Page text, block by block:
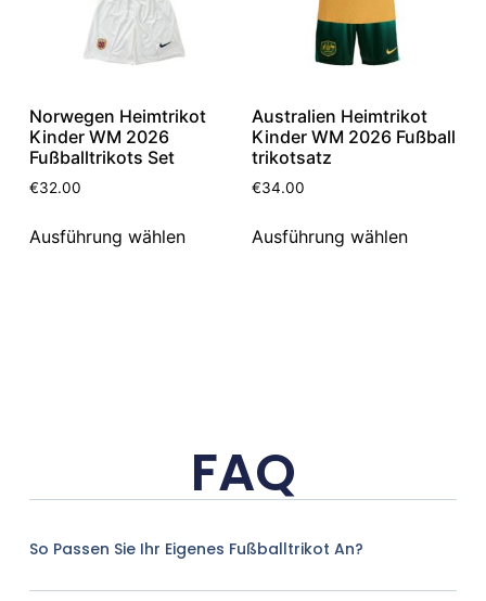
Norwegen Heimtrikot
Kinder WM 2026
Fußballtrikots Set
€32.00
Ausführung wählen
Australien Heimtrikot
Kinder WM 2026 Fußball
trikotsatz
€34.00
Ausführung wählen
FAQ
So Passen Sie Ihr Eigenes Fußballtrikot An?